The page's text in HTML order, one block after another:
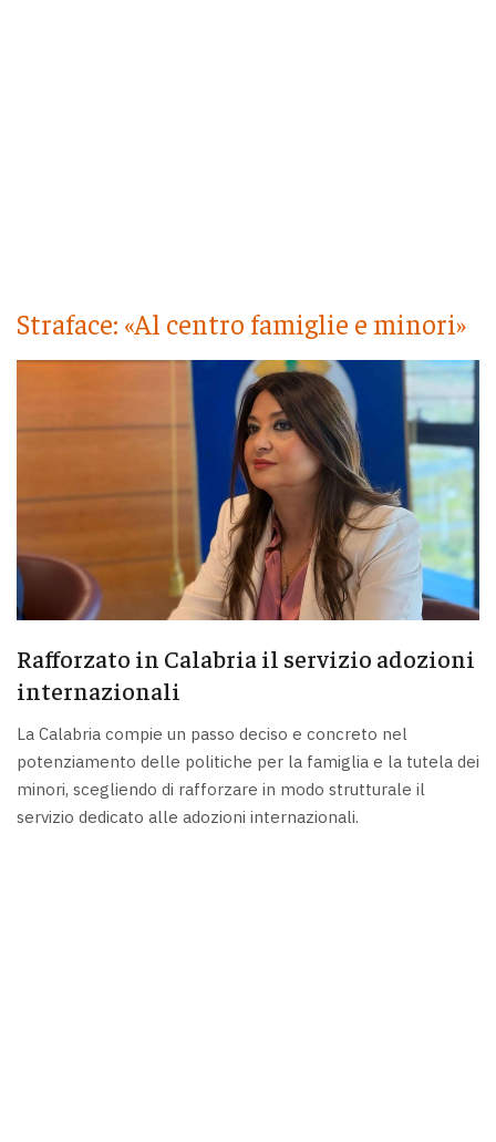
Straface: «Al centro famiglie e minori»
Rafforzato in Calabria il servizio adozioni
internazionali
La Calabria compie un passo deciso e concreto nel
potenziamento delle politiche per la famiglia e la tutela dei
minori, scegliendo di rafforzare in modo strutturale il
servizio dedicato alle adozioni internazionali.